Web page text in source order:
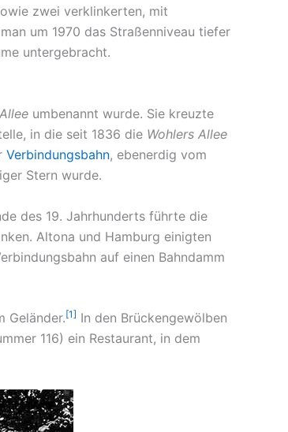
zwei verklinkerten, mit
um 1970 das Straßenniveau tiefer
untergebracht.
umbenannt wurde. Sie kreuzte
in die seit 1836 die Wohlers Allee
Verbindungsbahn, ebenerdig vom
Stern wurde.
des 19. Jahrhunderts führte die
Altona und Hamburg einigten
auf einen Bahndamm
Geländer.[1] In den Brückengewölben
116) ein Restaurant, in dem